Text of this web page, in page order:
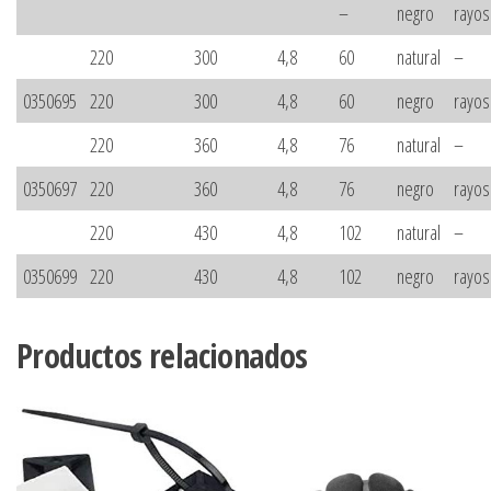
–
negro
220
300 4,8 60 natural –
0350695 220 300 4,8 60 negro
220
360 4,8 76 natural –
0350697 220 360 4,8 76 negro
220
430 4,8 102 natural –
0350699 220 430 4,8 102 negro
Productos relacionados